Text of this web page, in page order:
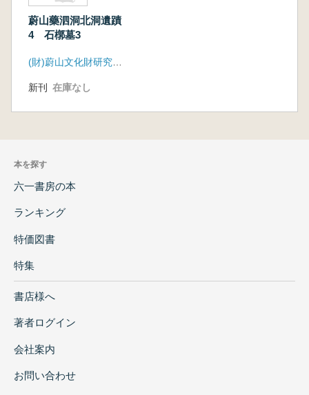
蔚山藥泗洞北洞遺蹟
4 石槨墓3
新刊 在庫なし
本を探す
六一書房の本
ランキング
特価図書
特集
書店様へ
著者ログイン
会社案内
お問い合わせ